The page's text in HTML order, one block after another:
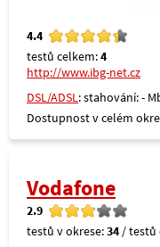
4.4
testů celkem:4
http://www.ibg-net.cz
DSL/ADSL: stahování: -
Dostupnost v celém
Vodafone
2.9
testů v okrese:34 / testů